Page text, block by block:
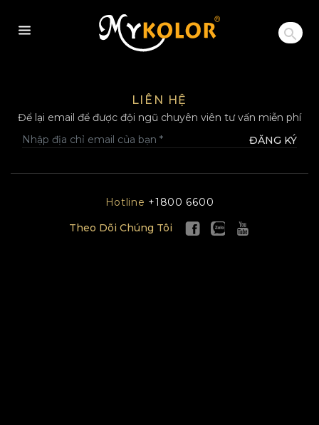
MYKOLOR
LIÊN HỆ
Để lại email để được đội ngũ chuyên viên tư vấn miễn phí
ĐĂNG KÝ
Hotline +1800 6600
Theo Dõi Chúng Tôi